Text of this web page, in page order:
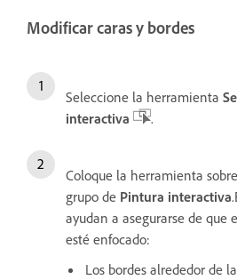
Modificar caras y bordes
Seleccione la herramienta
interactiva
.
Coloque la herramienta
grupo de Pintura interactiva
ayudan a asegurarse de que
esté enfocado:
Los bordes alrededor de